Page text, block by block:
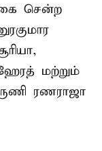
சென்ற
ஹேரத் மற்றும்
ரணராஜா